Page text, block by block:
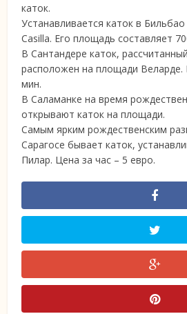
каток.
Устанавливается каток в
Casilla. Его площадь составляет
В Сантандере каток,
расположен на площади Веларде.
мин.
В Саламанке на время
открывают каток на площади.
Самым ярким рождественским
Сарагосе бывает каток,
Пилар. Цена за час – 5 евро.